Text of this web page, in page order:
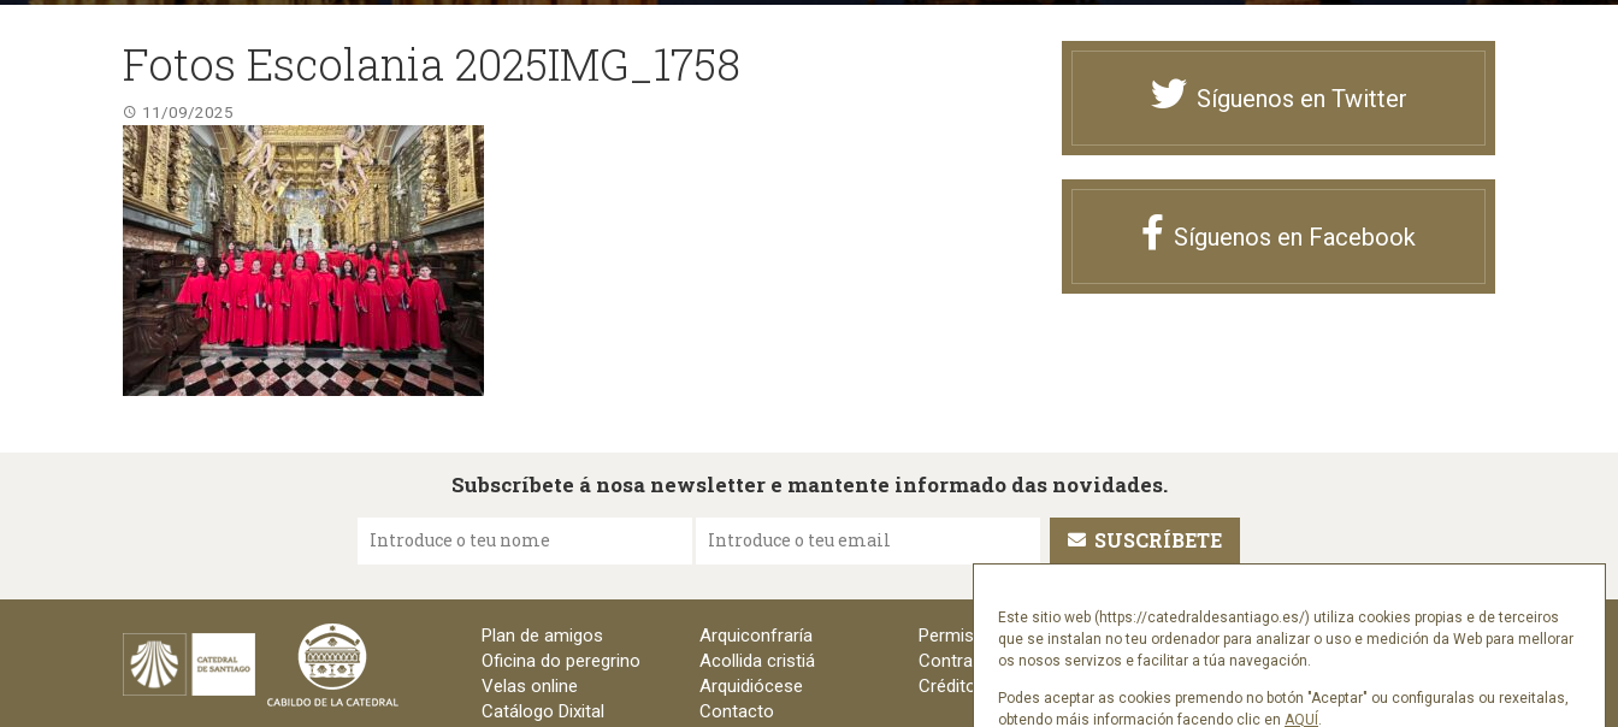
Este sitio web (https://catedraldesantiago.es/) utiliza cookies propias e de terceiros
que se instalan no teu ordenador para analizar o uso e medición da Web para mellorar
os nosos servizos e facilitar a túa navegación.
Podes aceptar as cookies premendo no botón "Aceptar" ou configuralas ou rexeitalas,
obtendo máis información facendo clic en AQUÍ.
Fotos Escolania 2025IMG_1758
11/09/2025 Síguenos en Twitter
Síguenos en Facebook
Subscríbete á nosa newsletter e mantente informado das novidades.
Introduce o teu nome Introduce o teu email
Plan de amigos Arquiconfraría
Permisos
Oficina do peregrino
Acollida cristiá
Contratación
Velas online
Arquidiócese
Créditos
Catálogo Dixital
Contacto
Síguenos en